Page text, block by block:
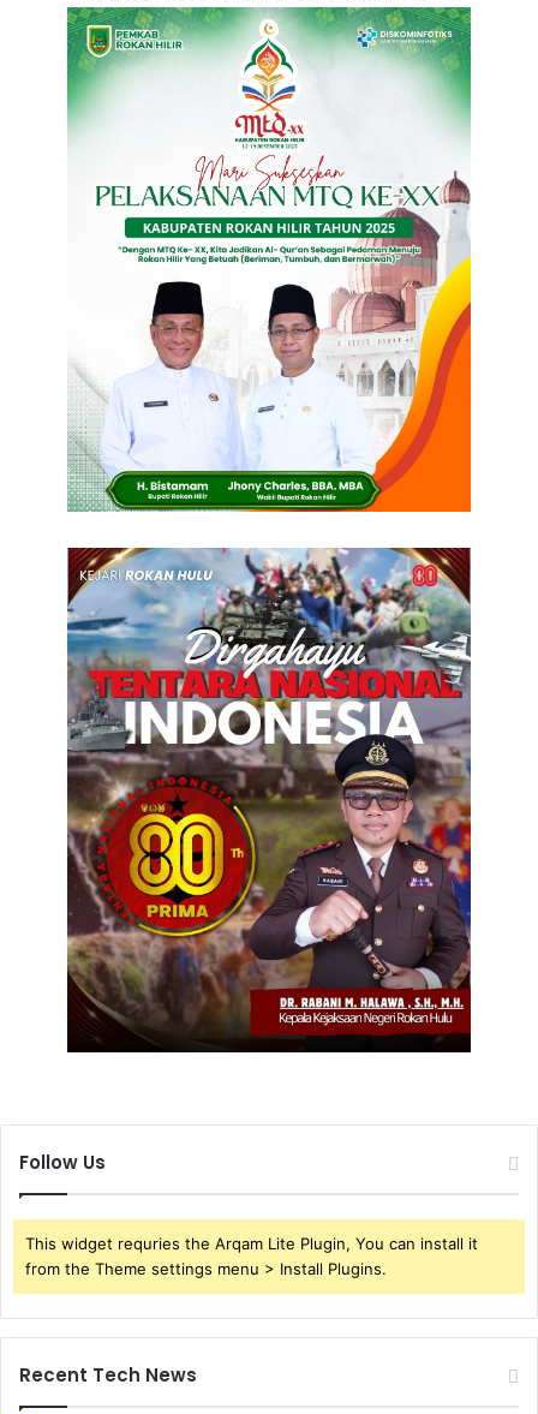
Follow Us
This widget requries the Arqam Lite Plugin, You can install it
from the Theme settings menu > Install Plugins.
Recent Tech News